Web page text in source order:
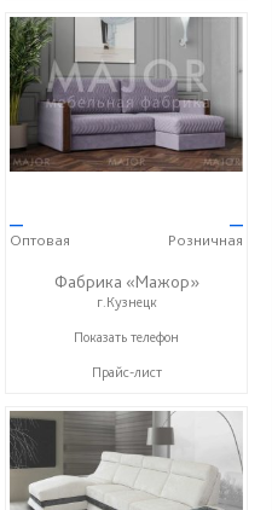
—
Оптовая
—
Розничная
Фабрика «Мажор»
г.Кузнецк
+7 (999) 611-98-99
Показать телефон
Прайс-лист